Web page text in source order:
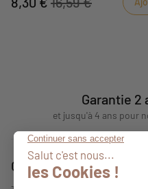
Garantie 2
et jusqu'à 4 ans pour
Conseils